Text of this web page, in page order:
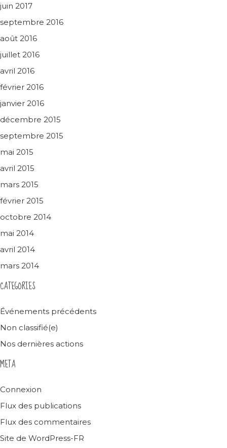
juin 2017
septembre 2016
août 2016
juillet 2016
avril 2016
février 2016
janvier 2016
décembre 2015
septembre 2015
mai 2015
avril 2015
mars 2015
février 2015
octobre 2014
mai 2014
avril 2014
mars 2014
CATEGORIES
Événements précédents
Non classifié(e)
Nos dernières actions
META
Connexion
Flux des publications
Flux des commentaires
Site de WordPress-FR